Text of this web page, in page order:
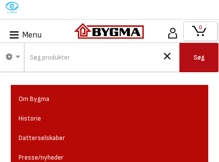
M
Menu
Søg
0
Om Bygma
Historie
Datterselskaber
Presse/nyheder